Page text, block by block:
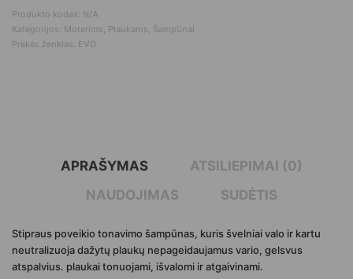
Produkto kodas: N/A
Kategorijos: Moterims, Plaukams, Šampūnai
Prekės ženklas: EVO
APRAŠYMAS
ATSILIEPIMAI (0)
NAUDOJIMAS
SUDĖTIS
Stipraus poveikio tonavimo šampūnas, kuris švelniai valo ir kartu
neutralizuoja dažytų plaukų nepageidaujamus vario, gelsvus
atspalvius. plaukai tonuojami, išvalomi ir atgaivinami.